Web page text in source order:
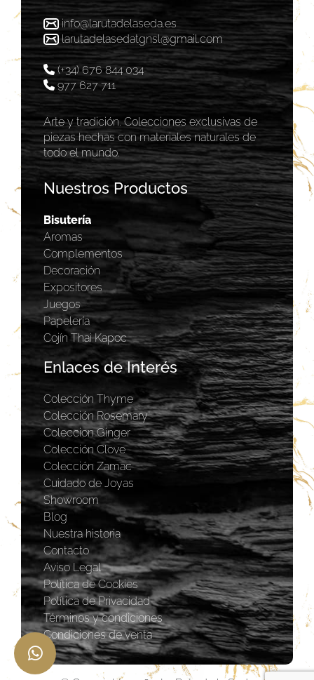
info@larutadelaseda.es
larutadelasedatgnsl@gmail.com
(+34) 676 844 034
977 627 711
Arte y tradición. Colecciones exclusivas de
piezas hechas con materiales naturales de
todo el mundo.
Nuestros Productos
Bisutería
Aromas
Complementos
Decoración
Expositores
Juegos
Papelería
Cojín Thai Kapoc
Enlaces de Interés
Colección Thyme
Colección Rosemary
Coleccion Ginger
Colección Clove
Colección Zamac
Cuidado de Joyas
Showroom
Blog
Nuestra historia
Contacto
Aviso Legal
Política de Cookies
Política de Privacidad
Términos y condiciones
Condiciones de venta